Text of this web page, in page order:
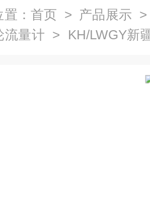
： 首页 > 产品展示
流量计 > KH/LWGY新